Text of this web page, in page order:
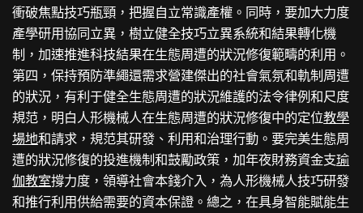
衝破焦點技巧瓶頸，把握自立常識產權。同時，要加大力度
產學研用協同立異，樹立健全技巧立異系統和結果轉化機
制，加速推進科技結果在生態周遭的狀況修復範疇的利用。
第四，保持預防準繩還需求營建傑出的社會氣氛和軌制周遭
的狀況，有利于健全生態周遭的狀況維護的法令律例和尺度
規范，明白人形機械人在生態周遭的狀況修復中的定位教學
場地和請求，規范其研發、利用和治理行動。要完美生態周
遭的狀況修復的投進機制和鼓勵政策，加年夜財務資金支瑜
伽教室撐力度，領導社會本錢介入，為人形機械人技巧研發
和推行利用供給需要的資本保證。總之，在具身智能賦能生